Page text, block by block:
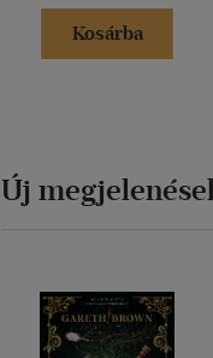
Kosárba
Új